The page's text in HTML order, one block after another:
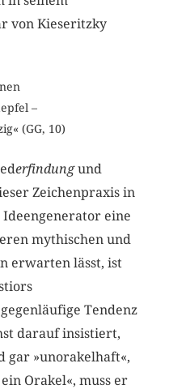
von Kieseritzky
–
(GG, 10)
erfindungund
Zeichenpraxis in
Ideengenerator eine
mythischen und
erwarten lässt, ist
Tendenz
darauf insistiert,
gar »unorakelhaft«,
Orakel«, muss er